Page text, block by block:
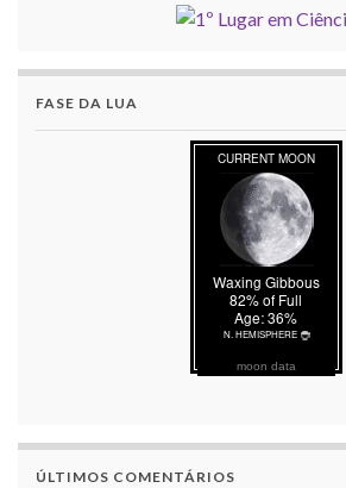
FASE DA LUA
moon data
ÚLTIMOS COMENTÁRIOS